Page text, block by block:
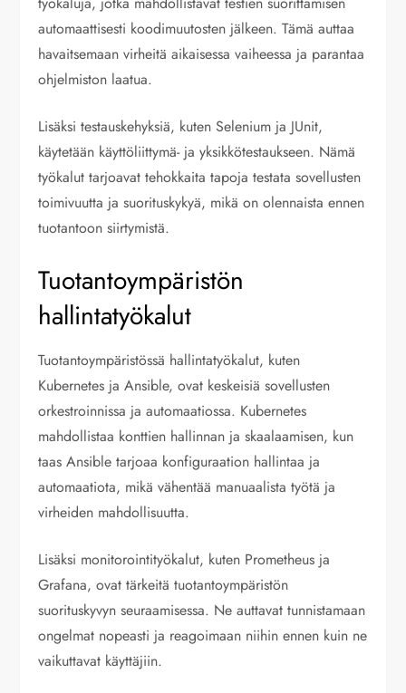
automaattisesti koodimuutosten jälkeen. Tämä auttaa
havaitsemaan virheitä aikaisessa vaiheessa ja parantaa
ohjelmiston laatua.
Lisäksi testauskehyksiä, kuten Selenium ja JUnit,
käytetään käyttöliittymä- ja yksikkötestaukseen. Nämä
työkalut tarjoavat tehokkaita tapoja testata sovellusten
toimivuutta ja suorituskykyä, mikä on olennaista ennen
tuotantoon siirtymistä.
Tuotantoympäristön
hallintatyökalut
Tuotantoympäristössä hallintatyökalut, kuten
Kubernetes ja Ansible, ovat keskeisiä sovellusten
orkestroinnissa ja automaatiossa. Kubernetes
mahdollistaa konttien hallinnan ja skaalaamisen, kun
taas Ansible tarjoaa konfiguraation hallintaa ja
automaatiota, mikä vähentää manuaalista työtä ja
virheiden mahdollisuutta.
Lisäksi monitorointityökalut, kuten Prometheus ja
Grafana, ovat tärkeitä tuotantoympäristön
suorituskyvyn seuraamisessa. Ne auttavat tunnistamaan
ongelmat nopeasti ja reagoimaan niihin ennen kuin ne
vaikuttavat käyttäjiin.